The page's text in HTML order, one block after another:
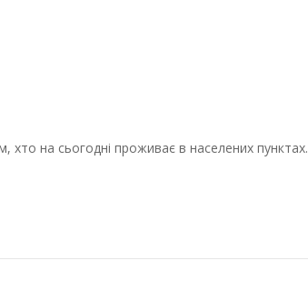
на сьогодні проживає в населених пунктах.